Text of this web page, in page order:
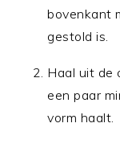
bovenkant
gestold is.
Haal uit de
een paar
vorm haalt.